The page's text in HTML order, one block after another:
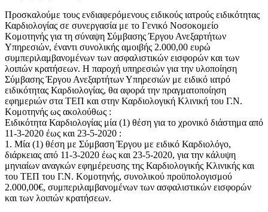
Προσκαλούμε τους ενδιαφερόμενους ειδικούς ιατρούς ειδικότητας
Καρδιολογίας σε συνεργασία με το Γενικό Νοσοκομείο
Κομοτηνής για τη σύναψη Σύμβασης Έργου Ανεξαρτήτων
Υπηρεσιών, έναντι συνολικής αμοιβής 2.000,00 ευρώ
συμπεριλαμβανομένων των ασφαλιστικών εισφορών και των
λοιπών κρατήσεων. Η παροχή υπηρεσιών για την υλοποίηση
Σύμβασης Έργου Ανεξαρτήτων Υπηρεσιών με ειδικό ιατρό
ειδικότητας Καρδιολογίας, θα αφορά την πραγματοποίηση
εφημεριών στα ΤΕΠ και στην Καρδιολογική Κλινική του Γ.Ν.
Κομοτηνής ως ακολούθως :
Ειδικότητα Καρδιολογίας μία (1) θέση για το χρονικό διάστημα από
11-3-2020 έως και 23-5-2020 :
1. Μία (1) θέση με Σύμβαση Έργου με ειδικό Καρδιολόγο,
διάρκειας από 11-3-2020 έως και 23-5-2020, για την κάλυψη
μηνιαίων αναγκών εφημέρευσης της Καρδιολογικής Κλινικής και
του ΤΕΠ του Γ.Ν. Κομοτηνής, συνολικού προϋπολογισμού
2.000,00€, συμπεριλαμβανομένων των ασφαλιστικών εισφορών
και των λοιπών κρατήσεων.